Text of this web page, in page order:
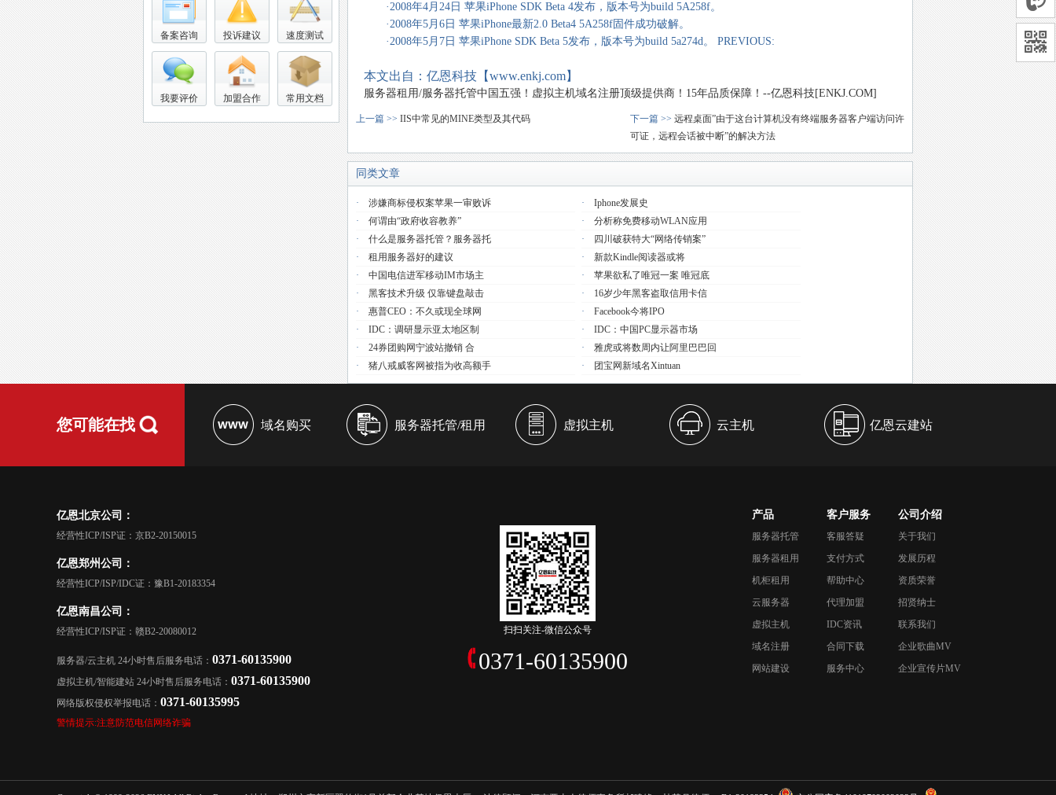
备案咨询 投诉建议 速度测试
我要评价 加盟合作 常用文档
·2008年4月24日 苹果iPhone SDK Beta 4发布，版本号为build 5A258f。
·2008年5月6日 苹果iPhone最新2.0 Beta4 5A258f固件成功破解。
·2008年5月7日 苹果iPhone SDK Beta 5发布，版本号为build 5a274d。 PREVIOUS:
本文出自：亿恩科技【www.enkj.com】
服务器租用/服务器托管中国五强！虚拟主机域名注册顶级提供商！15年品质保障！--亿恩科技[ENKJ.COM]
上一篇 >> IIS中常见的MINE类型及其代码 下一篇 >> 远程桌面”由于这台计算机没有终端服务器客户端访问许
可证，远程会话被中断”的解决方法
同类文章
· 涉嫌商标侵权案苹果一审败诉 ·Iphone发展史
· 何谓由“政府收容教养” ·分析称免费移动WLAN应用
· 什么是服务器托管？服务器托 ·
四川破获特大“网络传销案”
· 租用服务器好的建议 ·新款Kindle阅读器或将
· 中国电信进军移动IM市场主 ·苹果欲私了唯冠一案 唯冠底
· 黑客技术升级 仅靠键盘敲击 · 16岁少年黑客盗取信用卡信
· 惠普CEO：不久或现全球网 ·Facebook今将IPO
· IDC：调研显示亚太地区制 ·IDC：中国PC显示器市场
· 24券团购网宁波站撤销 合 ·雅虎或将数周内让阿里巴巴回
· 猪八戒威客网被指为收高额手 · 团宝网新域名xintuan
您可能在找 域名购买 服务器托管/租用 虚拟主机 云主机 亿恩云建站
亿恩北京公司：
经营性ICP/ISP证：京B2-20150015
亿恩郑州公司：
经营性ICP/ISP/IDC证：豫B1-20183354
亿恩南昌公司：
经营性ICP/ISP证：赣B2-20080012
服务器/云主机 24小时售后服务电话： 0371-60135900
虚拟主机/智能建站 24小时售后服务电话： 0371-60135900
网络版权侵权举报电话： 0371-60135995
警情提示:注意防范电信网络诈骗
扫扫关注-微信公众号
0371-60135900
产品
服务器托管
服务器租用
机柜租用
云服务器
虚拟主机
域名注册
网站建设
客户服务
客服答疑
支付方式
帮助中心
代理加盟
IDC资讯
合同下载
服务中心
公司介绍
关于我们
发展历程
资质荣誉
招贤纳士
联系我们
企业歌曲MV
企业宣传片MV